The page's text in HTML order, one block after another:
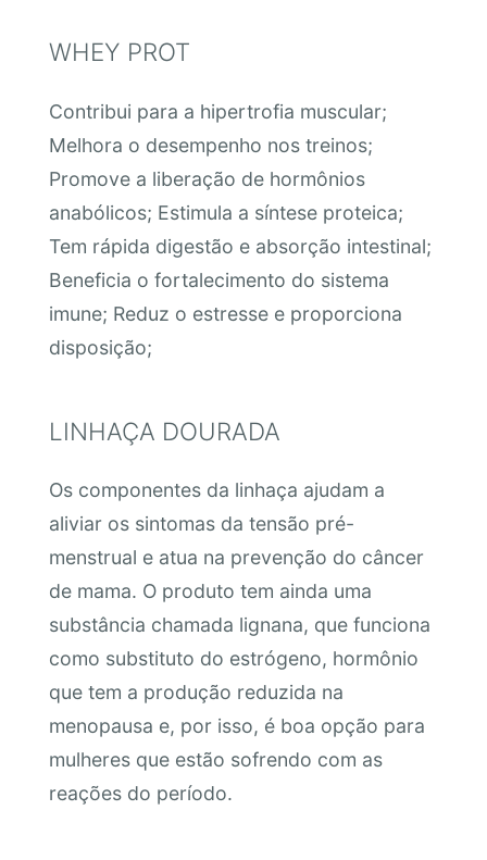
WHEY PROT
Contribui para a hipertrofia muscular;
Melhora o desempenho nos treinos;
Promove a liberação de hormônios
anabólicos; Estimula a síntese proteica;
Tem rápida digestão e absorção intestinal;
Beneficia o fortalecimento do sistema
imune; Reduz o estresse e proporciona
disposição;
LINHAÇA DOURADA
Os componentes da linhaça ajudam a
aliviar os sintomas da tensão pré-
menstrual e atua na prevenção do câncer
de mama. O produto tem ainda uma
substância chamada lignana, que funciona
como substituto do estrógeno, hormônio
que tem a produção reduzida na
menopausa e, por isso, é boa opção para
mulheres que estão sofrendo com as
reações do período.